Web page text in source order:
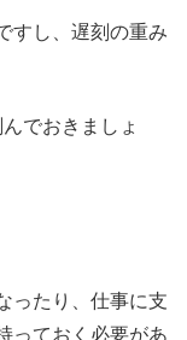
すし、遅刻の重み
でおきましょ
ったり、仕事に支
っておく必要があ